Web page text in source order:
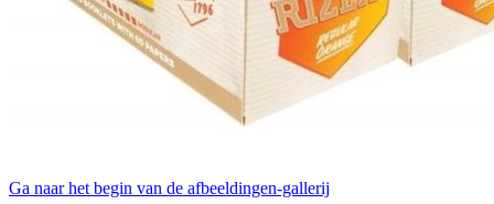
Ga naar het begin van de afbeeldingen-gallerij